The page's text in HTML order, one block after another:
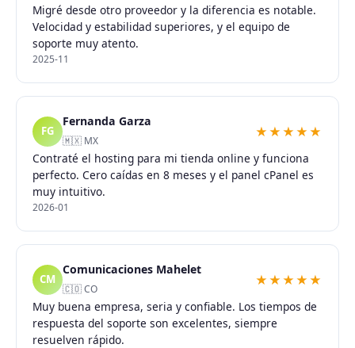
Migré desde otro proveedor y la diferencia es notable.
Velocidad y estabilidad superiores, y el equipo de
soporte muy atento.
2025-11
FG
Fernanda Garza
🇲🇽 MX
★★★★★
Contraté el hosting para mi tienda online y funciona
perfecto. Cero caídas en 8 meses y el panel cPanel es
muy intuitivo.
2026-01
CM
Comunicaciones Mahelet
🇨🇴 CO
★★★★★
Muy buena empresa, seria y confiable. Los tiempos de
respuesta del soporte son excelentes, siempre
resuelven rápido.